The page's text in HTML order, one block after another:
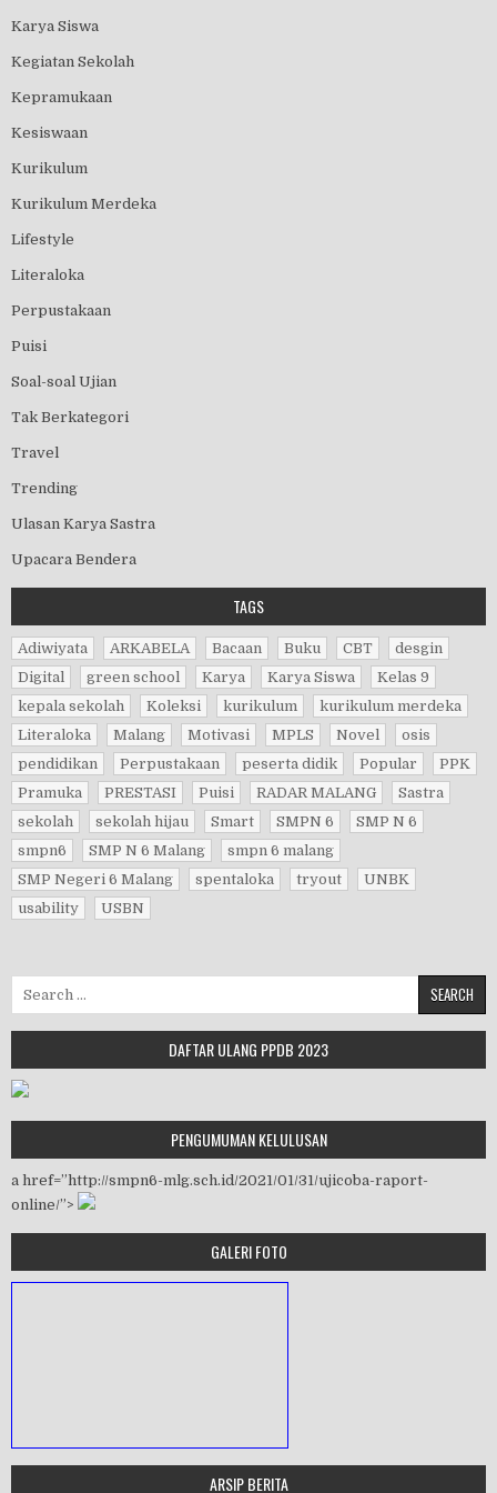
Karya Siswa
Kegiatan Sekolah
Kepramukaan
Kesiswaan
Kurikulum
Kurikulum Merdeka
Lifestyle
Literaloka
Perpustakaan
Puisi
Soal-soal Ujian
Tak Berkategori
Travel
Trending
Ulasan Karya Sastra
Upacara Bendera
TAGS
Adiwiyata ARKABELA Bacaan Buku CBT
desgin
Digital
green school Karya Karya Siswa
Kelas 9
kepala sekolah
Koleksi kurikulum
kurikulum merdeka
Literaloka
Malang Motivasi MPLS Novel
osis
pendidikan
Perpustakaan peserta didik Popular
PPK
Pramuka
PRESTASI Puisi RADAR MALANG
Sastra
sekolah
sekolah hijau Smart SMPN 6
SMP N 6
smpn6
SMP N 6 Malang
smpn 6 malang
SMP Negeri 6 Malang
spentaloka tryout
UNBK
usability
USBN
DAFTAR ULANG PPDB 2023
PENGUMUMAN KELULUSAN
a href=”http://smpn6-mlg.sch.id/2021/01/31/ujicoba-raport-
online/”>
GALERI FOTO
ARSIP BERITA